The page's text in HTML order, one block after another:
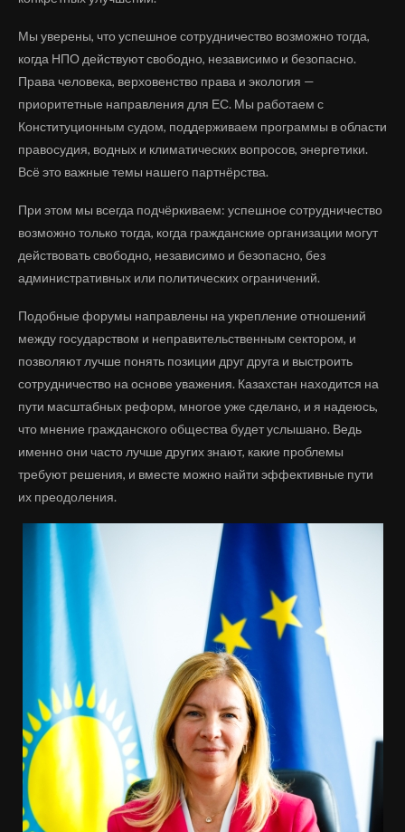
Мы уверены, что успешное сотрудничество возможно тогда,
когда НПО действуют свободно, независимо и безопасно.
Права человека, верховенство права и экология —
приоритетные направления для ЕС. Мы работаем с
Конституционным судом, поддерживаем программы в области
правосудия, водных и климатических вопросов, энергетики.
Всё это важные темы нашего партнёрства.
При этом мы всегда подчёркиваем: успешное сотрудничество
возможно только тогда, когда гражданские организации могут
действовать свободно, независимо и безопасно, без
административных или политических ограничений.
Подобные форумы направлены на укрепление отношений
между государством и неправительственным сектором, и
позволяют лучше понять позиции друг друга и выстроить
сотрудничество на основе уважения. Казахстан находится на
пути масштабных реформ, многое уже сделано, и я надеюсь,
что мнение гражданского общества будет услышано. Ведь
именно они часто лучше других знают, какие проблемы
требуют решения, и вместе можно найти эффективные пути
их преодоления.